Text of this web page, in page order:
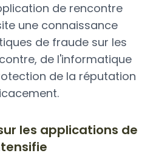
de rencontre
une connaissance
de fraude sur les
de l'informatique
de la réputation
les applications de